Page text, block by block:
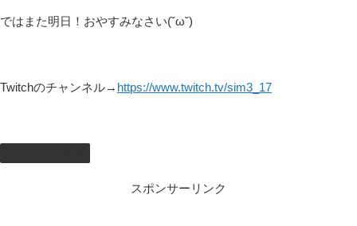
ではまた明日！おやすみなさい(˘ω˘)
Twitchのチャンネル→ https://www.twitch.tv/sim3_17
スポンサーリンク